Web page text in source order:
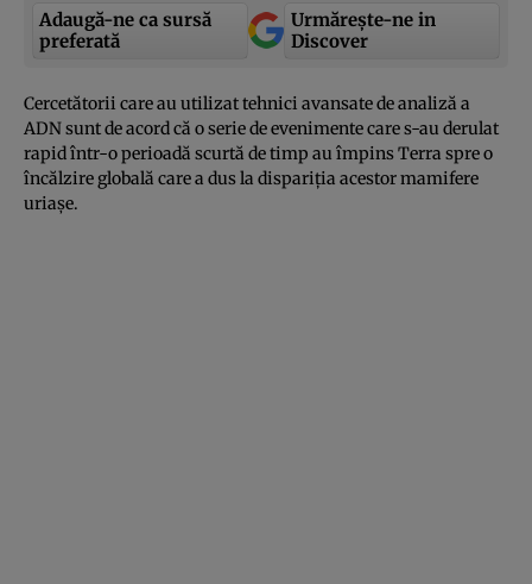
Adaugă-ne ca sursă
preferată
Urmărește-ne in
Discover
Cercetătorii care au utilizat tehnici avansate de analiză a
ADN sunt de acord că o serie de evenimente care s-au derulat
rapid într-o perioadă scurtă de timp au împins Terra spre o
încălzire globală care a dus la dispariţia acestor mamifere
uriaşe.